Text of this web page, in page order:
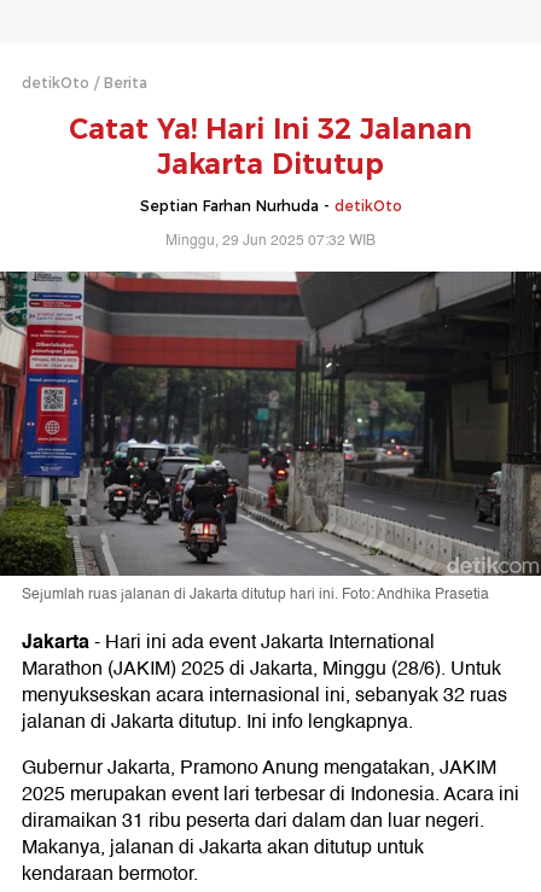
detikOto Berita
Catat Ya! Hari Ini 32 Jalanan
Jakarta Ditutup
Septian Farhan Nurhuda - detikOto
Minggu, 29 Jun 2025 07:32 WIB
Sejumlah ruas jalanan di Jakarta ditutup hari ini. Foto: Andhika Prasetia
Jakarta-Hari ini ada event Jakarta International
Marathon (JAKIM) 2025 di Jakarta, Minggu (28/6). Untuk
menyukseskan acara internasional ini, sebanyak 32 ruas
jalanan di Jakarta ditutup. Ini info lengkapnya.
Gubernur Jakarta, Pramono Anung mengatakan, JAKIM
2025 merupakan event lari terbesar di Indonesia. Acara ini
diramaikan 31 ribu peserta dari dalam dan luar negeri.
Makanya, jalanan di Jakarta akan ditutup untuk
kendaraan bermotor.